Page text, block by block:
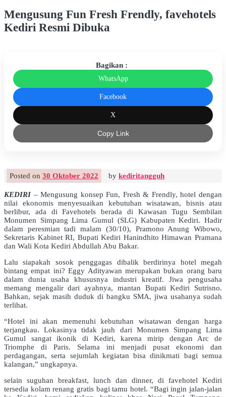
Mengusung Fun Fresh Frendly, favehotels
Kediri Resmi Dibuka
Bagikan :
WhatsApp
Facebook
X
Copy Link
Posted on 30 Oktober 2022 by kediritangguh
KEDIRI– Mengusung konsep Fun, Fresh & Frendly, hotel dengan
nilai ekonomis menyesuaikan kebutuhan wisatawan, bisnis atau
berlibur, ada di Favehotels berada di Kawasan Tugu Sembilan
Monumen Simpang Lima Gumul (SLG) Kabupaten Kediri. Hadir
dalam peresmian tadi malam (30/10), Pramono Anung Wibowo,
Sekretaris Kabinet RI, Bupati Kediri Hanindhito Himawan Pramana
dan Wali Kota Kediri Abdullah Abu Bakar.
Lalu siapakah sosok penggagas dibalik berdirinya hotel megah
bintang empat ini? Eggy Adityawan merupakan bukan orang baru
dalam dunia usaha khususnya industri kreatif. Jiwa pengusaha
memang mengalir dari ayahnya, mantan Bupati Kediri Sutrisno.
Bahkan, sejak masih duduk di bangku SMA, jiwa usahanya sudah
terlihat.
“Hotel ini akan memenuhi kebutuhan wisatawan dengan harga
terjangkau. Lokasinya tidak jauh dari Monumen Simpang Lima
Gumul sangat ikonik di Kediri, karena mirip dengan Arc de
Triomphe di Paris. Selama ini menjadi pusat ekonomi dan
perdagangan, serta sejumlah kegiatan bisa dinikmati bagi semua
kalangan,” ungkapnya.
selain suguhan breakfast, lunch dan dinner, di favehotel Kediri
tersedia kolam renang gratis bagi tamu hotel. “Bagi ingin jalan-jalan